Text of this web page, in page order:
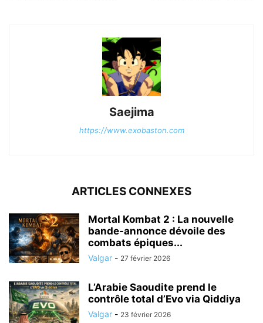
Saejima
https://www.exobaston.com
ARTICLES CONNEXES
Mortal Kombat 2 : La nouvelle
bande-annonce dévoile des
combats épiques...
Valgar - 27 février 2026
L’Arabie Saoudite prend le
contrôle total d’Evo via Qiddiya
Valgar - 23 février 2026